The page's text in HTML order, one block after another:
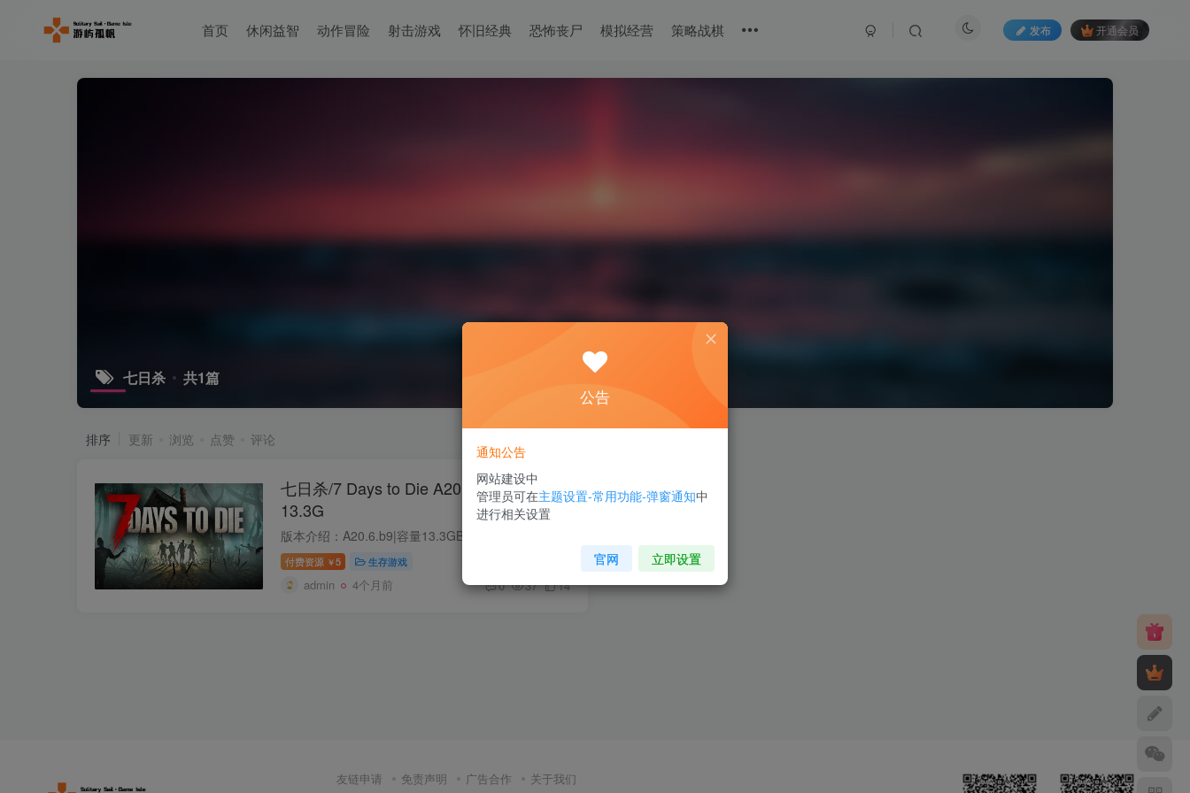
首页 休闲益智 动作冒险 射击游戏 怀旧经典 恐怖丧尸 模拟经营 策略战棋 发布 开通会员
七日杀 共1篇
排序 更新 浏览 点赞 评论
七日杀/7 Days to Die A20.6.b9 中文版
13.3G
付费资源 ￥5 生存游戏
admin 4个月前 0 37 14
友链申请 免责声明 广告合作 关于我们
公告
通知公告
网站建设中
管理员可在主题设置-常用功能-弹窗通知中
进行相关设置
官网 立即设置